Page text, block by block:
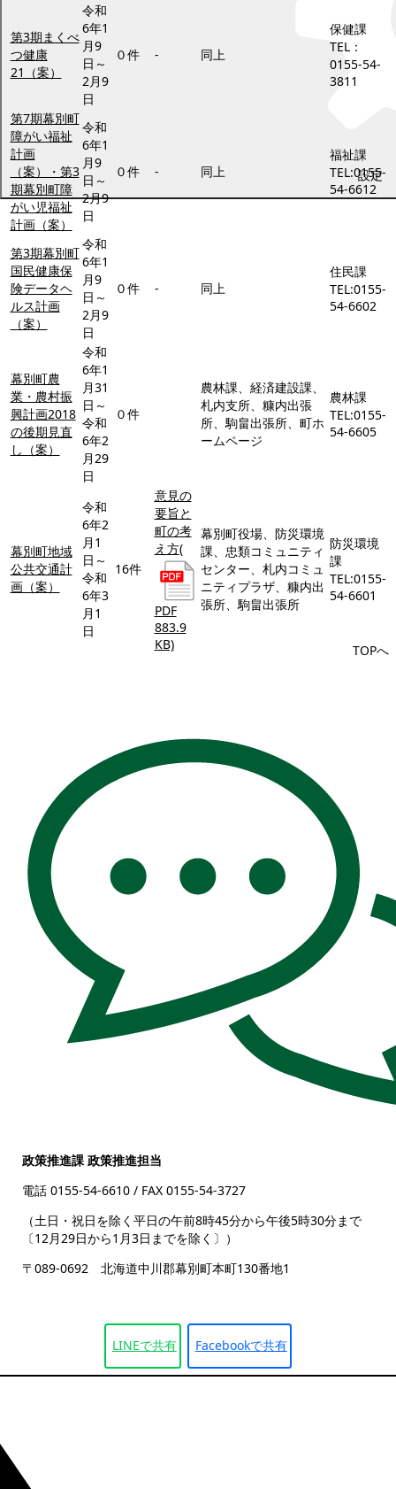
設定
TOPへ
第3期まくべ
つ健康
21（案）
令和
6年1
月9
日～
2月9
日
０件 - 同上
保健課
TEL：
0155-54-
3811
第7期幕別町
障がい福祉
計画
（案）・第3
期幕別町障
がい児福祉
計画（案）
令和
6年1
月9
日～
2月9
日
０件 - 同上
福祉課
TEL:0155-
54-6612
第3期幕別町
国民健康保
険データヘ
ルス計画
（案）
令和
6年1
月9
日～
2月9
日
０件 - 同上
住民課
TEL:0155-
54-6602
幕別町農
業・農村振
興計画2018
の後期見直
し（案）
令和
6年1
月31
日～
令和
6年2
月29
日
０件
農林課、経済建設課、
札内支所、糠内出張
所、駒畠出張所、町ホ
ームページ
農林課
TEL:0155-
54-6605
幕別町地域
公共交通計
画（案）
令和
6年2
月1
日～
令和
6年3
月1
日
16件
意見の
要旨と
町の考
え方(
PDF
883.9
KB)
幕別町役場、防災環境
課、忠類コミュニティ
センター、札内コミュ
ニティプラザ、糠内出
張所、駒畠出張所
防災環境
課
TEL:0155-
54-6601
政策推進課 政策推進担当
電話 0155-54-6610 / FAX 0155-54-3727
（土日・祝日を除く平日の午前8時45分から午後5時30分まで
〔12月29日から1月3日までを除く〕）
〒089-0692 北海道中川郡幕別町本町130番地1
LINEで共有 Facebookで共有